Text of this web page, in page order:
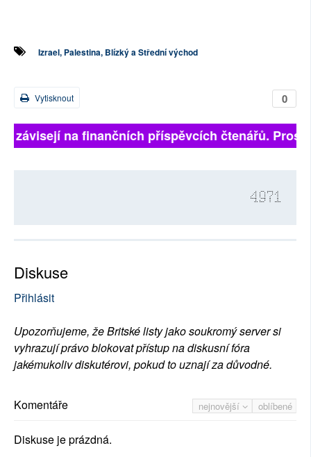
Izrael, Palestina, Blízký a Střední východ
0
Vytisknout
závisejí na finančních příspěvcích čtenářů.
4971
Diskuse
Přihlásit
Upozorňujeme, že Britské listy jako soukromý server si
vyhrazují právo blokovat přístup na diskusní fóra
jakémukoliv diskutérovi, pokud to uznají za důvodné.
nejnovější oblíbené
Komentáře
Diskuse je prázdná.